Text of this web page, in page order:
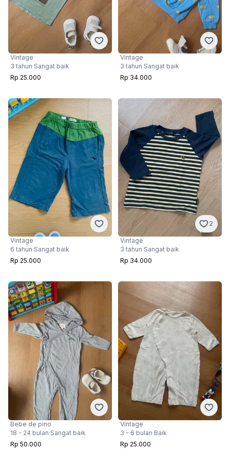
Vintage
3 tahun·Sangat baik
Rp 25.000
Vintage
3 tahun·Sangat baik
Rp 34.000
Vintage
6 tahun·Sangat baik
Rp 25.000
2
Vintage
3 tahun·Sangat baik
Rp 34.000
Bebe de pino
18 - 24 bulan·Sangat baik
Rp 50.000
Vintage
3 - 6 bulan·Baik
Rp 25.000